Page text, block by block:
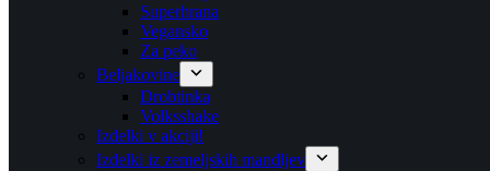
Superhrana
Vegansko
Za peko
Beljakovine
Drobtinka
Volksshake
Izdelki v akciji!
Izdelki iz zemeljskih mandljev